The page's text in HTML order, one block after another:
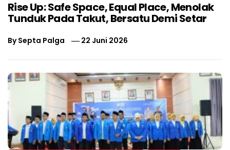
Rise Up: Safe Space, Equal Place, Menolak
Tunduk Pada Takut, Bersatu Demi Setar
BySepta Palga 22 Juni 2026